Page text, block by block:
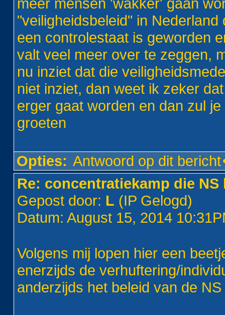
"veiligheidsbeleid" in
een controlestaat is geworden
valt veel meer over te zeggen,
nu inziet dat die
niet inziet, dan weet ik zeker
erger gaat worden en dan zul
groeten
Opties: Antwoord op dit bericht
Re: concentratiekamp die NS
Gepost door: L (IP Gelogd)
Datum: August 15, 2014
Volgens mij lopen hier een
enerzijds de verhuftering/
anderzijds het beleid van de